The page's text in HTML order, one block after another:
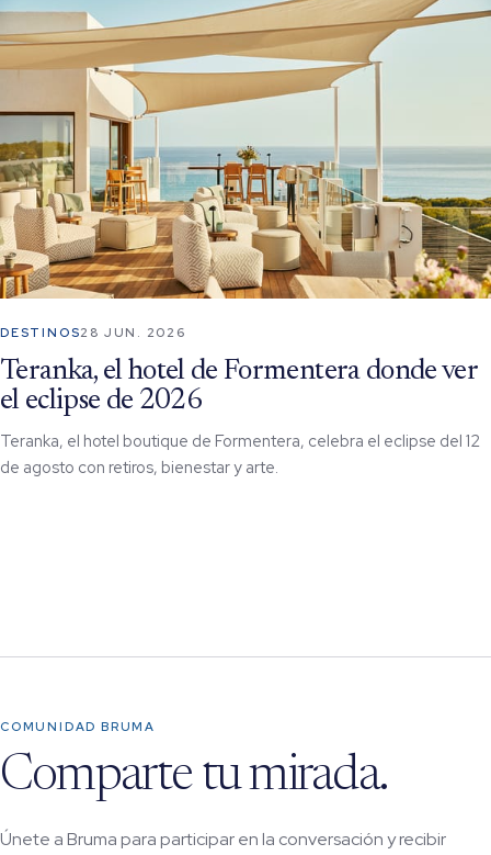
DESTINOS28 JUN. 2026
Teranka, el hotel de Formentera donde ver
el eclipse de 2026
Teranka, el hotel boutique de Formentera, celebra el eclipse del 12
de agosto con retiros, bienestar y arte.
COMUNIDAD BRUMA
Comparte tu mirada.
Únete a Bruma para participar en la conversación y recibir